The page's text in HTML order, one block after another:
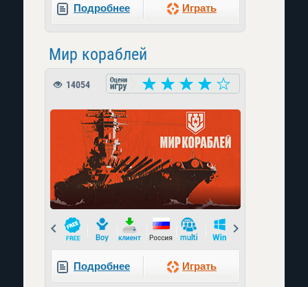
Подробнее Играть
Мир кораблей
14054
Prev
Подробнее Играть